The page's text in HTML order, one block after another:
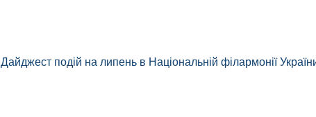
Дайджест подій на липень в Національній філармонії